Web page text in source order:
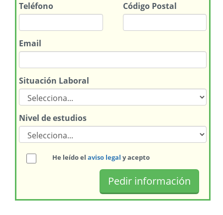
Teléfono Código Postal
Email
Situación Laboral
Nivel de estudios
He leído el aviso legal y acepto